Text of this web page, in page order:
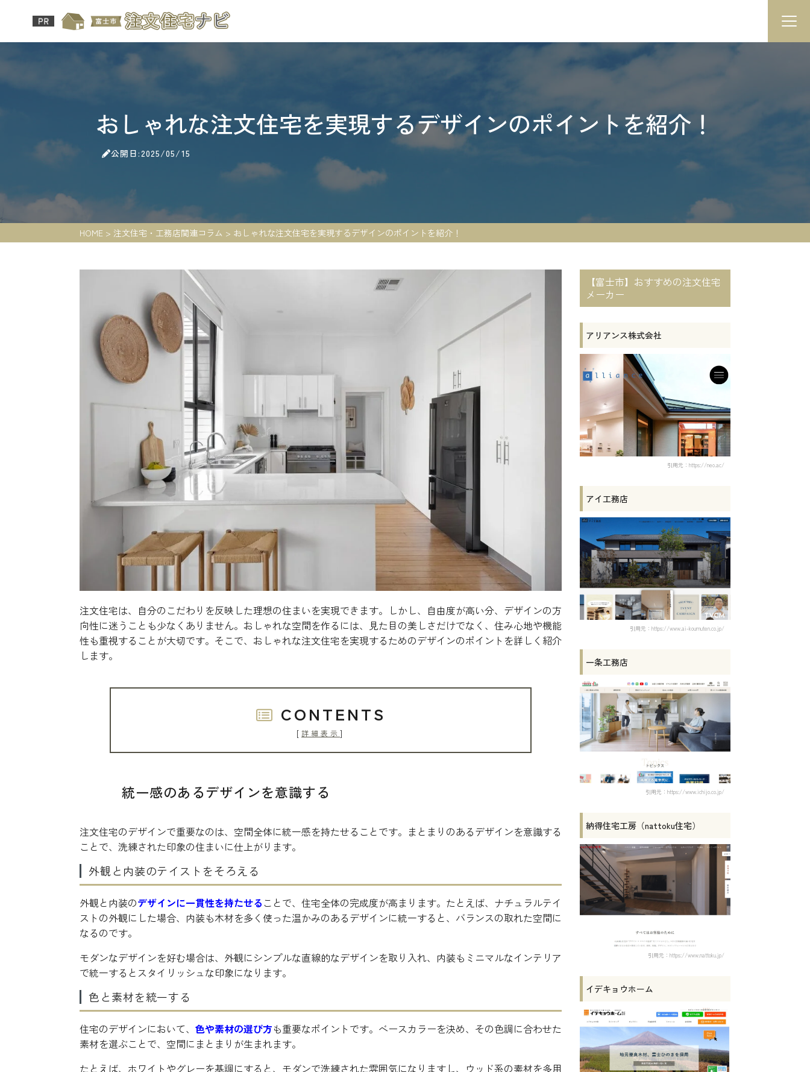
おしゃれな注文住宅を実現するデザインのポイントを紹介！
公開日:2025/05/15
HOME > 注文住宅・工務店関連コラム > おしゃれな注文住宅を実現するデザインのポイントを紹介！
注文住宅は、自分のこだわりを反映した理想の住まいを実現できます。しかし、自由度が高い分、デザインの方
向性に迷うことも少なくありません。おしゃれな空間を作るには、見た目の美しさだけでなく、住み心地や機能
性も重視することが大切です。そこで、おしゃれな注文住宅を実現するためのデザインのポイントを詳しく紹介
します。
CONTENTS
[ 詳細表示 ]
統一感のあるデザインを意識する
注文住宅のデザインで重要なのは、空間全体に統一感を持たせることです。まとまりのあるデザインを意識する
ことで、洗練された印象の住まいに仕上がります。
外観と内装のテイストをそろえる
外観と内装のデザインに一貫性を持たせることで、住宅全体の完成度が高まります。たとえば、ナチュラルテイ
ストの外観にした場合、内装も木材を多く使った温かみのあるデザインに統一すると、バランスの取れた空間に
なるのです。
モダンなデザインを好む場合は、外観にシンプルな直線的なデザインを取り入れ、内装もミニマルなインテリア
で統一するとスタイリッシュな印象になります。
色と素材を統一する
住宅のデザインにおいて、 色や素材の選び方も重要なポイントです。ベースカラーを決め、その色調に合わせた
素材を選ぶことで、空間にまとまりが生まれます。
たとえば、ホワイトやグレーを基調にすると、モダンで洗練された雰囲気になりますし、ウッド系の素材を多用
【富士市】おすすめの注文住宅
メーカー
アリアンス株式会社
引用元：https://neo.ac/
アイ工務店
引用元：https://www.ai-koumuten.co.jp/
一条工務店
引用元：https://www.ichijo.co.jp/
納得住宅工房（nattoku住宅）
引用元：https://www.nattoku.jp/
イデキョウホーム